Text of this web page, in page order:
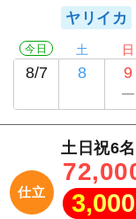
ヤリイカ
今日
8/7
土
8
日
9
仕立
土日祝6
3,000